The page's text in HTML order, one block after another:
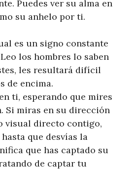
Puedes ver su alma en
su anhelo por ti.
es un signo constante
los hombres lo saben
les resultará difícil
de encima.
ti, esperando que mires
Si miras en su dirección
visual directo contigo,
que desvías la
que has captado su
de captar tu